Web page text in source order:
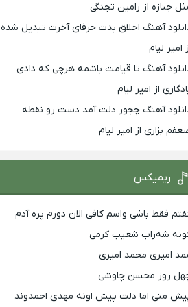
جنازه از رامین تجنگی
آهنگ اخلاق بدت حرفای آخرت تبدیل شده
امیر لیام
آهنگ تا قیامت باشمه هرچی که دادی
از امیر لیام
آهنگ چجور دلت آمد دست رو نقطه
بزاری از امیر لیام
ریمیکس
فقط باشی واسم کافی الان دورم پره آدم
شه‌راب شعیب کرمی
امیری محمد امیری
روز محسن چاوشی
منی اما دلت پیش اونه مهدی احمدوند